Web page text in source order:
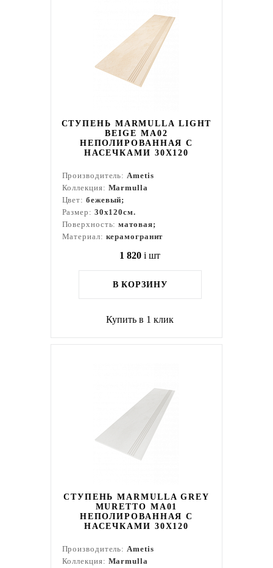
СТУПЕНЬ MARMULLA LIGHT
BEIGE MA02
НЕПОЛИРОВАННАЯ С
НАСЕЧКАМИ 30X120
Производитель:Ametis
Коллекция: Marmulla
Цвет: бежевый;
Размер: 30x120см.
Поверхность:матовая;
Материал: керамогранит
1 820 i шт
В КОРЗИНУ
Купить в 1 клик
СТУПЕНЬ MARMULLA GREY
MURETTO MA01
НЕПОЛИРОВАННАЯ С
НАСЕЧКАМИ 30X120
Производитель:Ametis
Коллекция: Marmulla